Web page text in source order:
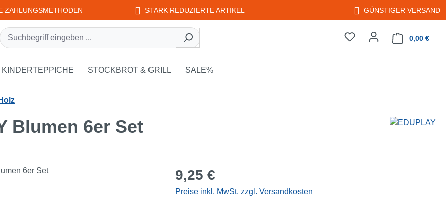
ZAHLUNGSMETHODEN STARK REDUZIERTE ARTIKEL GÜNSTIGER VERSAND
0,00 €
Warenkorb
der Kategorie WEPLAY
KINDERTEPPICHE STOCKBROT & GRILL SALE%
Blumen 6er Set
Regulärer Preis:
9,25 €
Preise inkl. MwSt. zzgl. Versandkosten